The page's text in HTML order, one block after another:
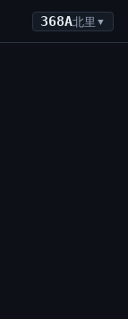
368A北里 ▼